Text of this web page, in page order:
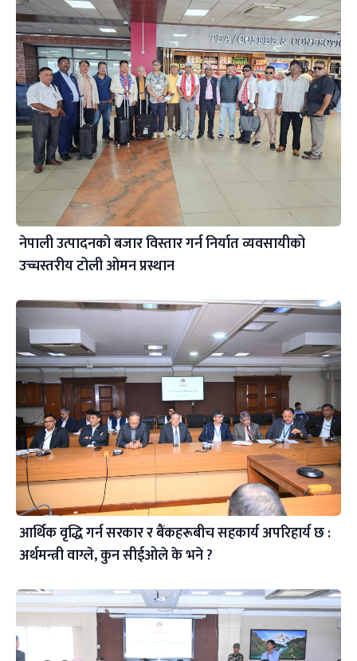
नेपाली उत्पादनको बजार विस्तार गर्न निर्यात व्यवसायीको
उच्चस्तरीय टोली ओमन प्रस्थान
आर्थिक वृद्धि गर्न सरकार र बैंकहरूबीच सहकार्य अपरिहार्य छ :
अर्थमन्त्री वाग्ले, कुन सीईओले के भने ?